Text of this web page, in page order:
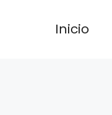
Inicio